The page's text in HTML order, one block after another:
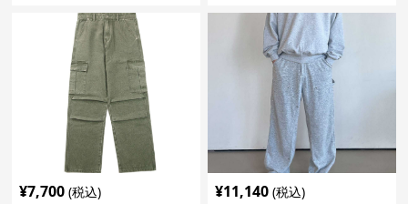
¥7,700 (税込) ¥11,140 (税込)